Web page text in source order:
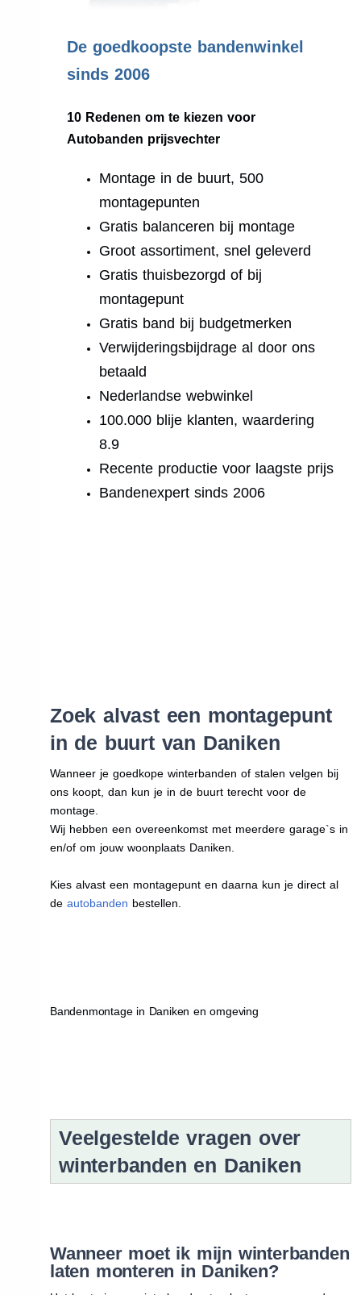
De goedkoopste bandenwinkel
sinds 2006
10 Redenen om te kiezen voor
Autobanden prijsvechter
Montage in de buurt, 500
montagepunten
Gratis balanceren bij montage
Groot assortiment, snel geleverd
Gratis thuisbezorgd of bij
montagepunt
Gratis band bij budgetmerken
Verwijderingsbijdrage al door ons
betaald
Nederlandse webwinkel
100.000 blije klanten, waardering
8.9
Recente productie voor laagste prijs
Bandenexpert sinds 2006
Zoek alvast een montagepunt
in de buurt van Daniken
Wanneer je goedkope winterbanden of stalen velgen bij
ons koopt, dan kun je in de buurt terecht voor de
montage.
Wij hebben een overeenkomst met meerdere garage`s in
en/of om jouw woonplaats Daniken.
Kies alvast een montagepunt en daarna kun je direct al
de autobanden bestellen.
Bandenmontage in Daniken en omgeving
Veelgestelde vragen over
winterbanden en Daniken
Wanneer moet ik mijn winterbanden
laten monteren in Daniken?